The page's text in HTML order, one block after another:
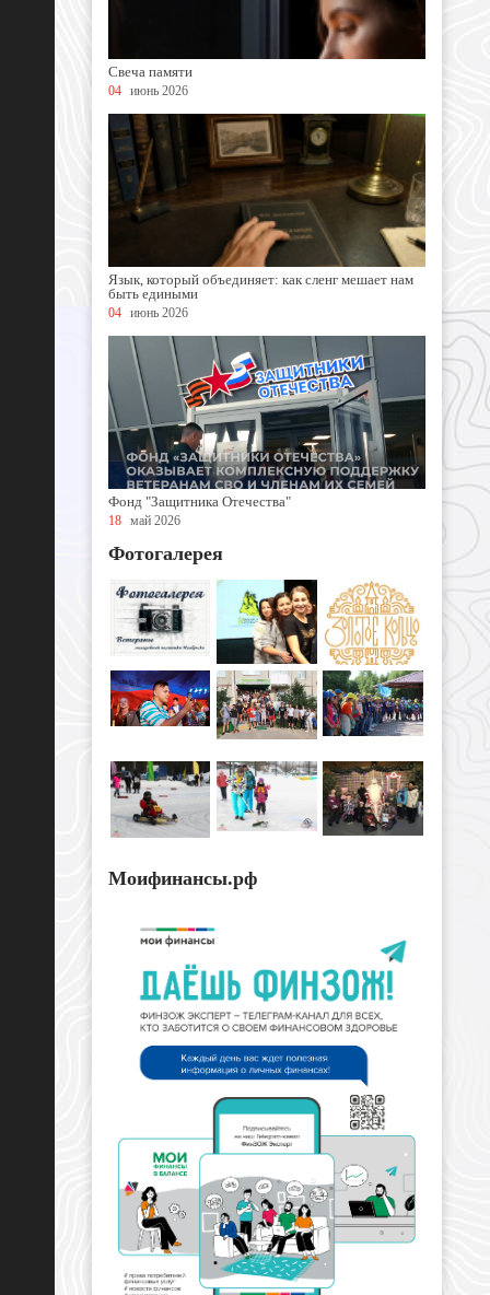
Свеча памяти
04 июнь 2026
Язык, который объединяет: как сленг мешает нам
быть едиными
04 июнь 2026
Фонд "Защитника Отечества"
18 май 2026
Фотогалерея
Моифинансы.рф